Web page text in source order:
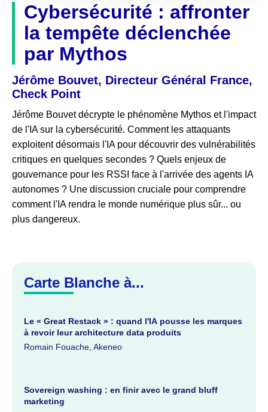
Cybersécurité : affronter
la tempête déclenchée
par Mythos
Jérôme Bouvet, Directeur Général France,
Check Point
Jérôme Bouvet décrypte le phénomène Mythos et l'impact
de l'IA sur la cybersécurité. Comment les attaquants
exploitent désormais l'IA pour découvrir des vulnérabilités
critiques en quelques secondes ? Quels enjeux de
gouvernance pour les RSSI face à l'arrivée des agents IA
autonomes ? Une discussion cruciale pour comprendre
comment l'IA rendra le monde numérique plus sûr... ou
plus dangereux.
Carte Blanche à...
Le « Great Restack » : quand l'IA pousse les marques
à revoir leur architecture data produits
Romain Fouache, Akeneo
Sovereign washing : en finir avec le grand bluff
marketing